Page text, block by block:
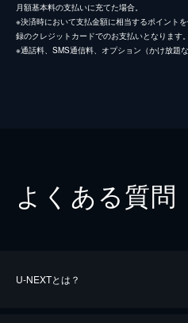
月額基本料の支払いに充てた場合。
※決済時において支払金額に相当するポイント
録のクレジットカードでのお支払いとなります。
※通話料、SMS通信料、オプション（かけ放題
よくある質問
U-NEXTとは？